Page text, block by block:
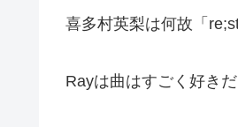
喜多村英梨は何故「
Rayは曲はすごく好き